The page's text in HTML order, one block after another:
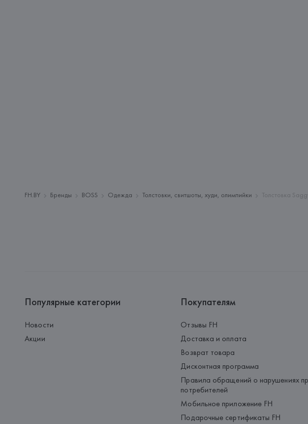
FH.BY Бренды BOSS Одежда Толстовки, свитшоты, худи, олимпийки Толстовка
Популярные категории
Новости
Акции
Покупателям
Отзывы FH
Доставка и оплата
Возврат товара
Дисконтная программа
Правила обращений о нарушениях
потребителей
Мобильное приложение FH
Подарочные сертификаты FH